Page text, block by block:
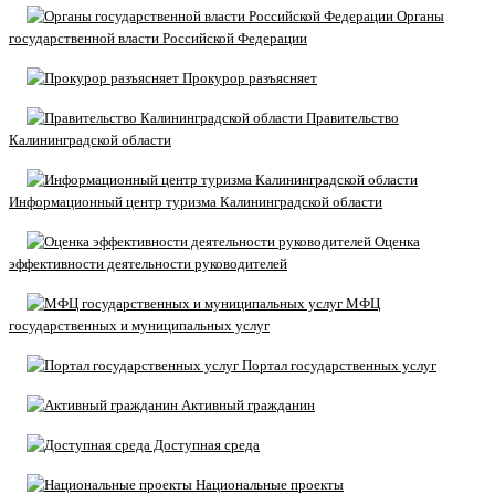
Органы
государственной власти Российской Федерации
Прокурор разъясняет
Правительство
Калининградской области
Информационный центр туризма Калининградской области
Оценка
эффективности деятельности руководителей
МФЦ
государственных и муниципальных услуг
Портал государственных услуг
Активный гражданин
Доступная среда
Национальные проекты